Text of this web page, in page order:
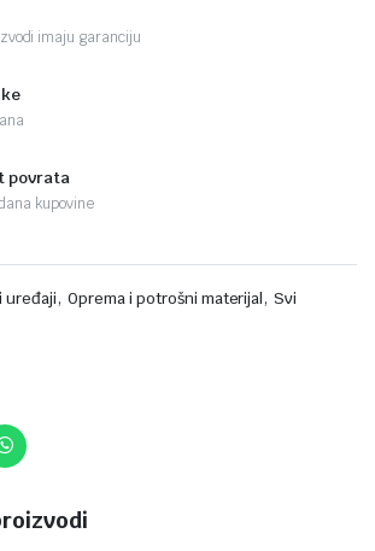
imaju garanciju
povrata
kupovine
uređaji,Oprema i potrošni materijal,Svi